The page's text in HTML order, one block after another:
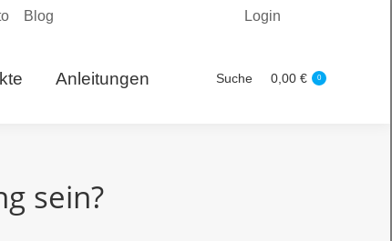
Blog Login
Anleitungen Search:
Suche 0,00 € 0
sein?